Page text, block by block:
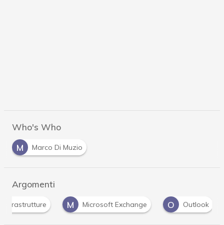
Who's Who
M
Marco Di Muzio
Argomenti
M
Microsoft Exchange O Outlook P